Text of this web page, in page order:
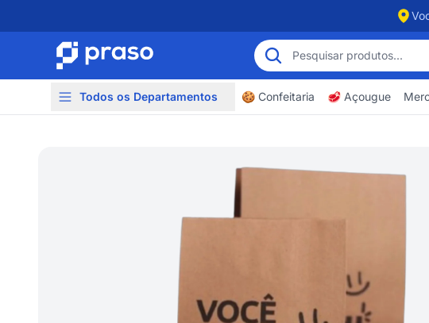
Todos os Departamentos 🍪 Confeitaria 🥩 Açougue